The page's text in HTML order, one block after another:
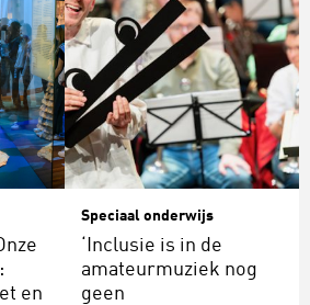
en
Speciaal onderwijs
‘Inclusie is in de
amateurmuziek nog
geen